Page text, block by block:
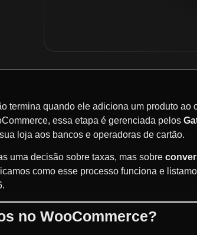
termina quando ele adiciona um produto ao
essa etapa é gerenciada pelos
loja aos bancos e operadoras de cartão.
uma decisão sobre taxas, mas sobre
como esse processo funciona e
no WooCommerce?